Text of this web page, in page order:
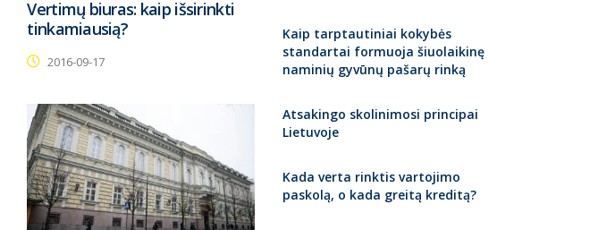
Vertimų biuras: kaip išsirinkti
tinkamiausią?
2016-09-17
Kaip tarptautiniai kokybės
standartai formuoja šiuolaikinę
naminių gyvūnų pašarų rinką
Atsakingo skolinimosi principai
Lietuvoje
Kada verta rinktis vartojimo
paskolą, o kada greitą kreditą?